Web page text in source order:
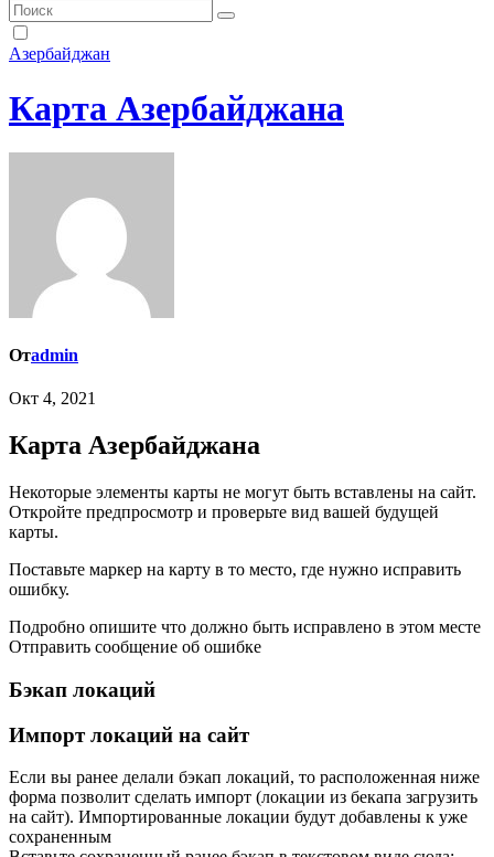
Азербайджан
Карта Азербайджана
Отadmin
Окт 4, 2021
Карта Азербайджана
Некоторые элементы карты не могут быть вставлены на сайт.
Откройте предпросмотр и проверьте вид вашей будущей
карты.
Поставьте маркер на карту в то место, где нужно исправить
ошибку.
Подробно опишите что должно быть исправлено в этом месте
Отправить сообщение об ошибке
Бэкап локаций
Импорт локаций на сайт
Если вы ранее делали бэкап локаций, то расположенная ниже
форма позволит сделать импорт (локации из бекапа загрузить
на сайт). Импортированные локации будут добавлены к уже
сохраненным